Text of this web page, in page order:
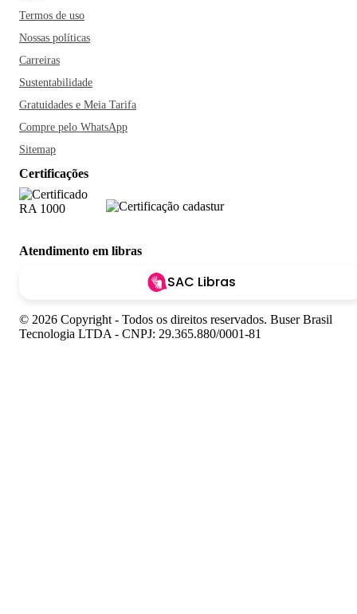
Termos de uso
Nossas políticas
Carreiras
Sustentabilidade
Gratuidades e Meia Tarifa
Compre pelo WhatsApp
Sitemap
Certificações
Atendimento em libras
SAC Libras
© 2026 Copyright - Todos os direitos reservados. Buser Brasil
Tecnologia LTDA - CNPJ: 29.365.880/0001-81